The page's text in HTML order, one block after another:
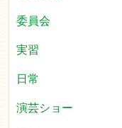
委員会
実習
日常
演芸ショー